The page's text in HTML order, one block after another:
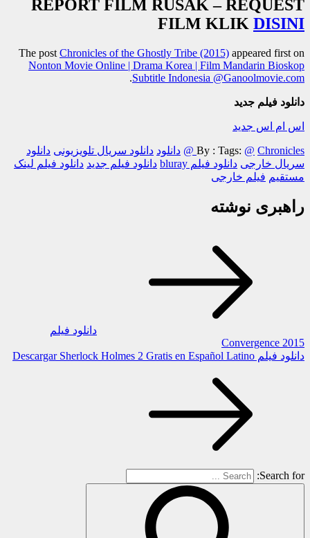
REPORT FILM RUSAK – REQUEST
FILM KLIK DISINI
The post Chronicles of the Ghostly Tribe (2015) appeared first on
Nonton Movie Online | Drama Korea | Film Mandarin Bioskop
Subtitle Indonesia @Ganoolmovie.com
.
دانلود فیلم جدید
اس ام اس جدید
By : Tags: @ Chronicles @ دانلود دانلود سریال تلویزیونی دانلود
سریال خارجی دانلود فیلم bluray دانلود فیلم جدید دانلود فیلم لینک
مستقیم فیلم خارجی
راهبری نوشته
دانلود فیلم
Convergence 2015
دانلود فیلم Descargar Sherlock Holmes 2 Gratis en Español Latino
Search for: